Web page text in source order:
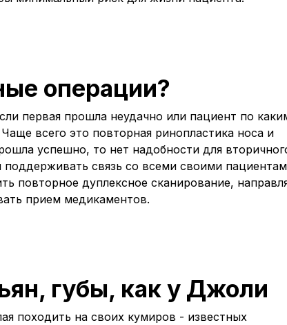
операции?
первая прошла неудачно или пациент по
всего это повторная ринопластика носа и
успешно, то нет надобности для
связь со всеми своими
повторное дуплексное сканирование,
прием медикаментов.
губы, как у Джоли
походить на своих кумиров - известных